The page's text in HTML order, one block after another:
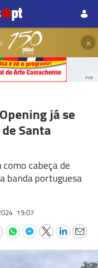
×
PUB
já se
Santa
cabeça de
banda portuguesa
19:07